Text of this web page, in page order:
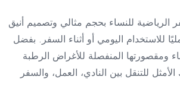
للنساء بحجم مثالي وتصميم أنيق
للاستخدام اليومي أو أثناء السفر. بفضل
ومقصورتها المنفصلة للأغراض الرطبة
للتنقل بين النادي، العمل، والسفر